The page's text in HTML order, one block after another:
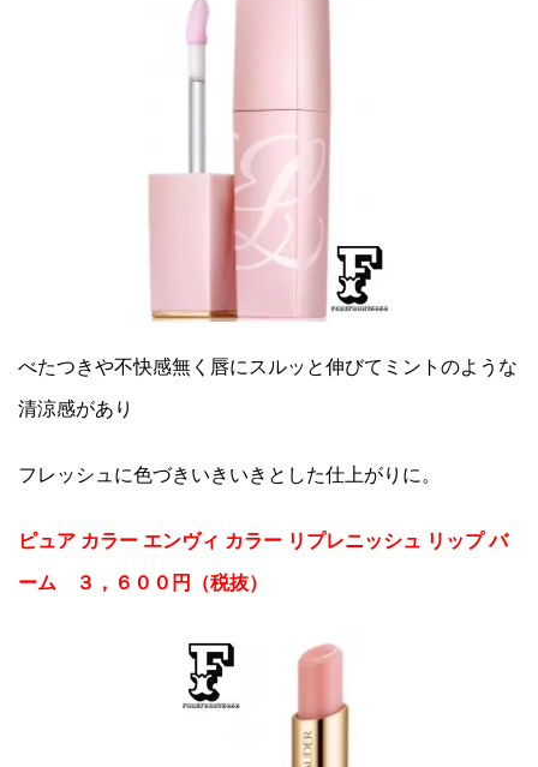
べたつきや不快感無く唇にスルッと伸びてミントのような
清涼感があり
フレッシュに色づきいきいきとした仕上がりに。
ピュア カラー エンヴィ カラー リプレニッシュ リップ バ
ーム ３，６００円（税抜）